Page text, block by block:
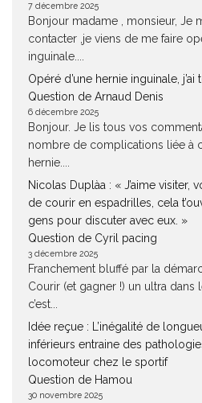
7 décembre 2025
Bonjour madame , monsieur, Je
contacter ,je viens de me faire
inguinale....
Opéré d’une hernie inguinale, j’ai
Question de Arnaud Denis
6 décembre 2025
Bonjour. Je lis tous vos
nombre de complications liée à
hernie....
Nicolas Duplàa : « J’aime visiter,
de courir en espadrilles, cela
gens pour discuter avec eux. »
Question de Cyril pacing
3 décembre 2025
Franchement bluffé par la
Courir (et gagner !) un ultra dans
c’est...
Idée reçue : L’inégalité de
inférieurs entraine des
locomoteur chez le sportif
Question de Hamou
30 novembre 2025